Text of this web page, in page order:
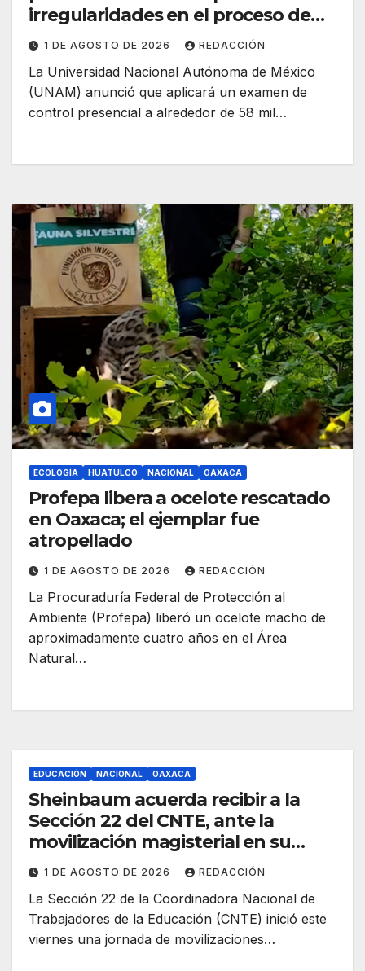
irregularidades en el proceso de
admisión 2026
1 DE AGOSTO DE 2026 REDACCIÓN
La Universidad Nacional Autónoma de México
(UNAM) anunció que aplicará un examen de
control presencial a alrededor de 58 mil…
ECOLOGÍA HUATULCO NACIONAL OAXACA
Profepa libera a ocelote rescatado
en Oaxaca; el ejemplar fue
atropellado
1 DE AGOSTO DE 2026 REDACCIÓN
La Procuraduría Federal de Protección al
Ambiente (Profepa) liberó un ocelote macho de
aproximadamente cuatro años en el Área
Natural…
EDUCACIÓN NACIONAL OAXACA
Sheinbaum acuerda recibir a la
Sección 22 del CNTE, ante la
movilización magisterial en su
visita a Oaxaca
1 DE AGOSTO DE 2026 REDACCIÓN
La Sección 22 de la Coordinadora Nacional de
Trabajadores de la Educación (CNTE) inició este
viernes una jornada de movilizaciones…